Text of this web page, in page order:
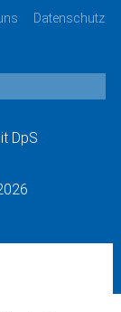
Datenschutz
DpS